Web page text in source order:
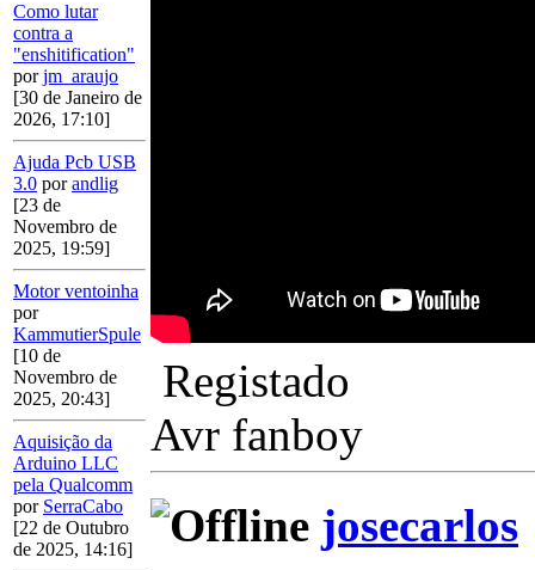
Como lutar
contra a
"enshitification"
porjm_araujo
[30 de Janeiro de
2026, 17:10]
Ajuda Pcb USB
3.0 porandlig
[23 de
Novembro de
2025, 19:59]
Motor ventoinha
por
KammutierSpule
[10 de
Novembro de
2025, 20:43]
Aquisição da
Arduino LLC
pela Qualcomm
por SerraCabo
[22 de Outubro
de 2025, 14:16]
Registado
Avr fanboy
josecarlos